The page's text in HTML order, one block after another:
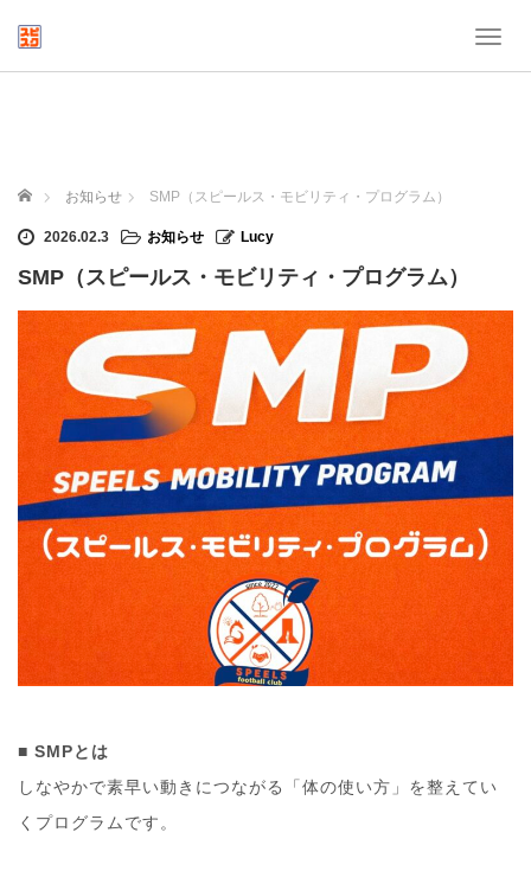
T
t
i
ホーム お知らせ SMP（スピールス・モビリティ・プログラム）
2026.02.3 お知らせ Lucy
SMP（スピールス・モビリティ・プログラム）
■ SMPとは
しなやかで素早い動きにつながる「体の使い方」を整えてい
くプログラムです。